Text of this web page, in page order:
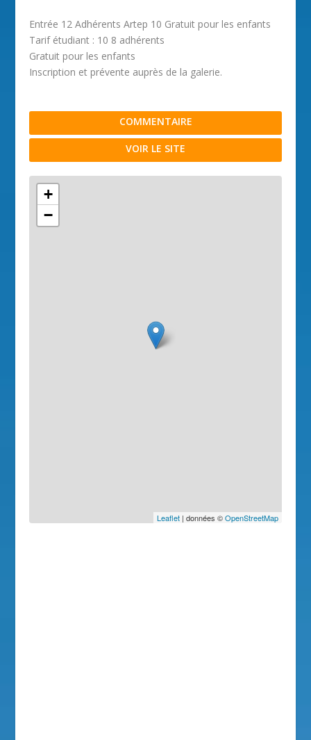
Entrée 12 Adhérents Artep 10 Gratuit pour les enfants
Tarif étudiant : 10 8 adhérents
Gratuit pour les enfants
Inscription et prévente auprès de la galerie.
COMMENTAIRE
VOIR LE SITE
+
−
Leaflet| données ©OpenStreetMap